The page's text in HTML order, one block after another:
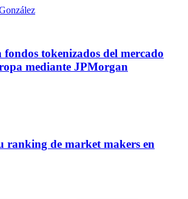
tokenizados del mercado
mediante JPMorgan
ranking de market makers en